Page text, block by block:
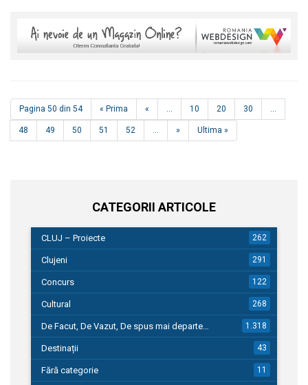
Pagina 50 din 54 « Prima « 10 20 30
48 49 50 51 52 » Ultima »
CATEGORII ARTICOLE
CLUJ – Proiecte 262
Clujeni 291
Concurs 122
Cultural 268
De Facut, De Vazut, De spus mai departe… 1.318
Destinații 43
Fără categorie 11